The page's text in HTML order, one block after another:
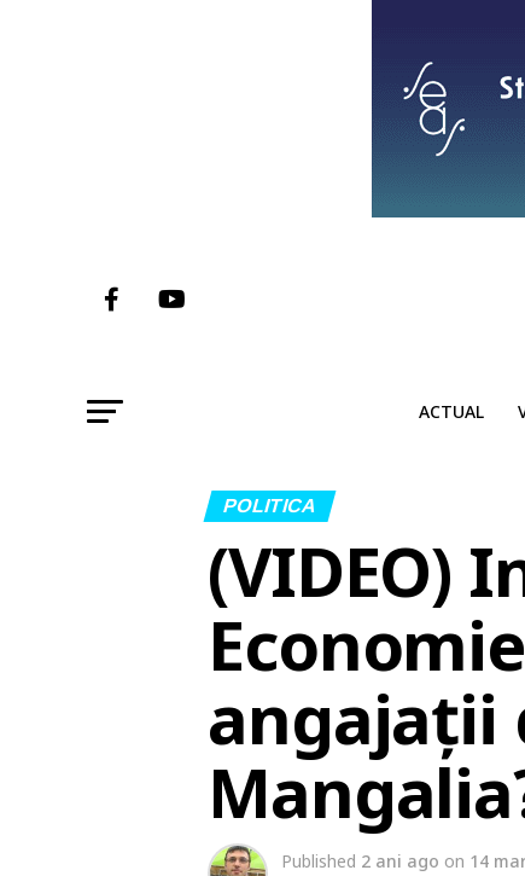
ACTUAL
POLITICA
(VIDEO)
angajații
Published 2 ani ago on 14